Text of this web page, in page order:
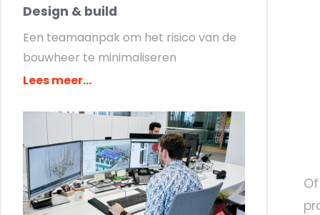
Design & build
Een teamaanpak om het risico van de
bouwheer te minimaliseren
Lees meer...